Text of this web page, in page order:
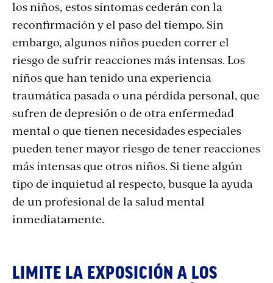
los niños, estos síntomas cederán con la
reconfirmación y el paso del tiempo. Sin
embargo, algunos niños pueden correr el
riesgo de sufrir reacciones más intensas. Los
niños que han tenido una experiencia
traumática pasada o una pérdida personal, que
sufren de depresión o de otra enfermedad
mental o que tienen necesidades especiales
pueden tener mayor riesgo de tener reacciones
más intensas que otros niños. Si tiene algún
tipo de inquietud al respecto, busque la ayuda
de un profesional de la salud mental
inmediatamente.
LIMITE LA EXPOSICIÓN A LOS